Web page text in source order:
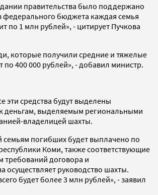
правительства было поддержано
федерального бюджета каждая семья
по 1 млн рублей», - цитирует Пучкова
которые получили средние и тяжелые
по 400 000 рублей», - добавил министр.
эти средства будут выделены
деньгам, выделяемым региональными
владелицей шахты.
семьям погибших будет выплачено по
Коми, также соответствующие
требований договора и
осуществляет руководство шахты.
будет более 3 млн рублей», - заявил